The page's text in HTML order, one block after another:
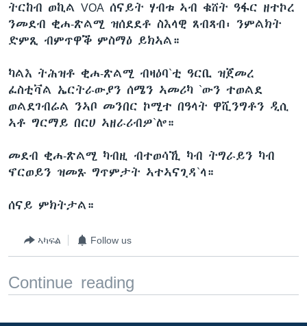
ትርከብ ወኪል VOA ሰናይት ሃብቱ ኣብ ቁሸት ዓፋር ዘተኮረ
ንመደብ ቂሐ-ጽልሚ ዝሰደደቶ ስእላዊ ጸብጻብ፡ ንምልክት
ድምጺ ብምጥዋቕ ምስማዕ ይክኣል።
ካልእ ትሕዝቶ ቂሐ-ጽልሚ ብዛዕባ`ቲ ዓርቢ ዝጀመረ
ፈስቲቫል ኤርትራውያን ሰሜን ኣመሪካ `ውን ተወልደ
ወልደገብሬል ንኣቦ መንበር ኮሚተ በዓላት ዋሺንግቶን ዲሲ
ኣቶ ግርማይ በርሀ ኣዘራሪብዎ`ሎ።
መደብ ቂሐ-ጽልሚ ካብዚ ብተወሳኺ ካብ ትግራይን ካብ
ኖርወይን ዝመጹ ግጥምታት ኣተኣናጊዳ`ላ።
ሰናይ ምክትታል።
ኣካፍል Follow us
Continue reading